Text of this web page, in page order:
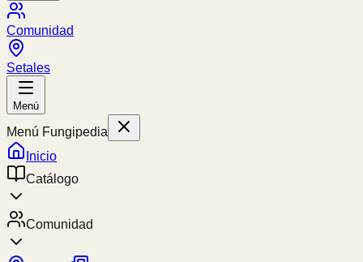
Comunidad
Setales
Menú
Menú Fungipedia
Inicio
Catálogo
Comunidad